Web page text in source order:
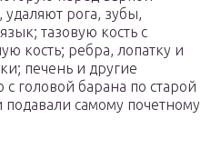
рога, зубы,
тазовую кость с
кость; ребра, лопатку и
печень и другие
головой барана по старой
подавали самому почетному